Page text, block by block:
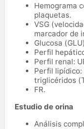
Hemograma
plaquetas.
VSG
marcador de
Glucosa
Perfil
Perfil renal:
Perfil
triglicéridos
FR.
Estudio de orina
Análisis